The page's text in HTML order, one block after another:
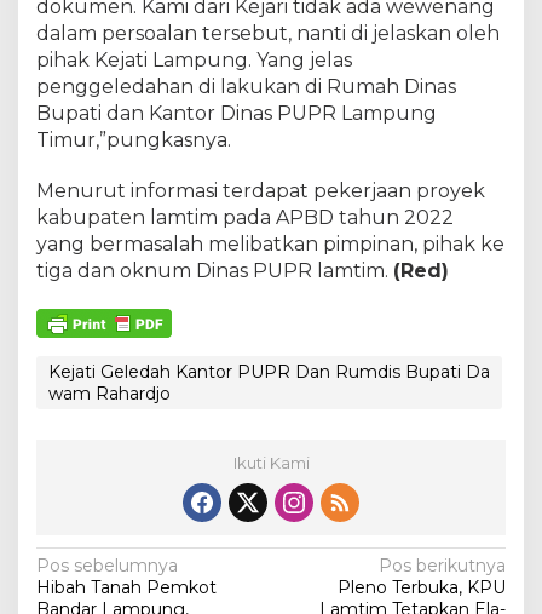
dokumen. Kami dari Kejari tidak ada wewenang
dalam persoalan tersebut, nanti di jelaskan oleh
pihak Kejati Lampung. Yang jelas
penggeledahan di lakukan di Rumah Dinas
Bupati dan Kantor Dinas PUPR Lampung
Timur,”pungkasnya.
Menurut informasi terdapat pekerjaan proyek
kabupaten lamtim pada APBD tahun 2022
yang bermasalah melibatkan pimpinan, pihak ke
tiga dan oknum Dinas PUPR lamtim. (Red)
Kejati Geledah Kantor PUPR Dan Rumdis Bupati Da
wam Rahardjo
Ikuti Kami
N
a
Pos sebelumnya
Hibah Tanah Pemkot
Bandar Lampung,
Pos berikutnya
Pleno Terbuka, KPU
Lamtim Tetapkan Ela-